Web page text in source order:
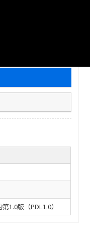
1.0版（PDL1.0）